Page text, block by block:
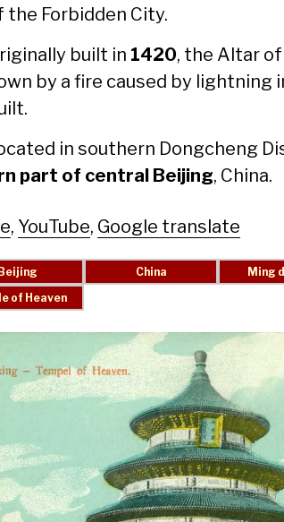
the For­bid­den City.
built in 1420, the Altar
by a fire caused by light­ning
in south­ern Dongcheng
part of cen­tral Bei­jing, Chi­na.
, YouTube, Google translate